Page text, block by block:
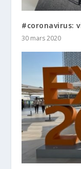
#coronavirus:
30 mars 2020